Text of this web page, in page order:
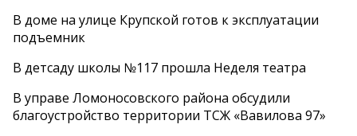
В доме на улице Крупской готов к эксплуатации
подъемник
В детсаду школы №117 прошла Неделя театра
В управе Ломоносовского района обсудили
благоустройство территории ТСЖ «Вавилова 97»